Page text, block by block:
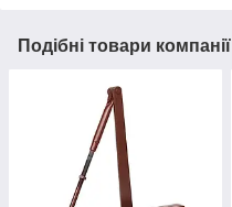
Подібні товари компанії